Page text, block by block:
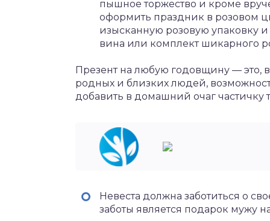
пышное торжество и кроме
оформить праздник в розовом
изысканную розовую упаковку и
вина или комплект шикарного
Презент на любую годовщину — это,
родных и близких людей,
добавить в домашний очаг частичку
Невеста должна заботиться о
заботы является подарок мужу